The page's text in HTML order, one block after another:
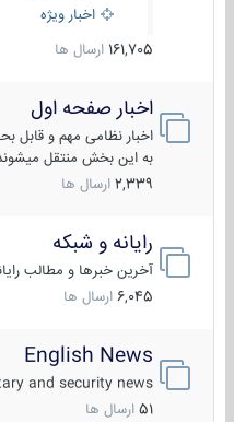
اخبار ویژه
161,705 ارسال ها
اخبار صفحه اول
اخبار نظامی مهم و قابل
به این بخش منتقل میشوند.
2,339 ارسال ها
رایانه و شبکه
آخرین خبرها و مطالب رایانه
6,045 ارسال ها
English News
and security news
51 ارسال ها